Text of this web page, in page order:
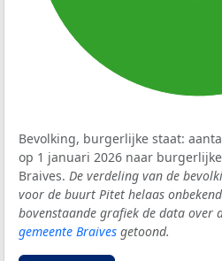
Bevolking, burgerlijke staat:
op 1 januari 2026 naar
Braives. De verdeling van de
voor de buurt Pitet helaas
bovenstaande grafiek de data over
gemeente Braives getoond.